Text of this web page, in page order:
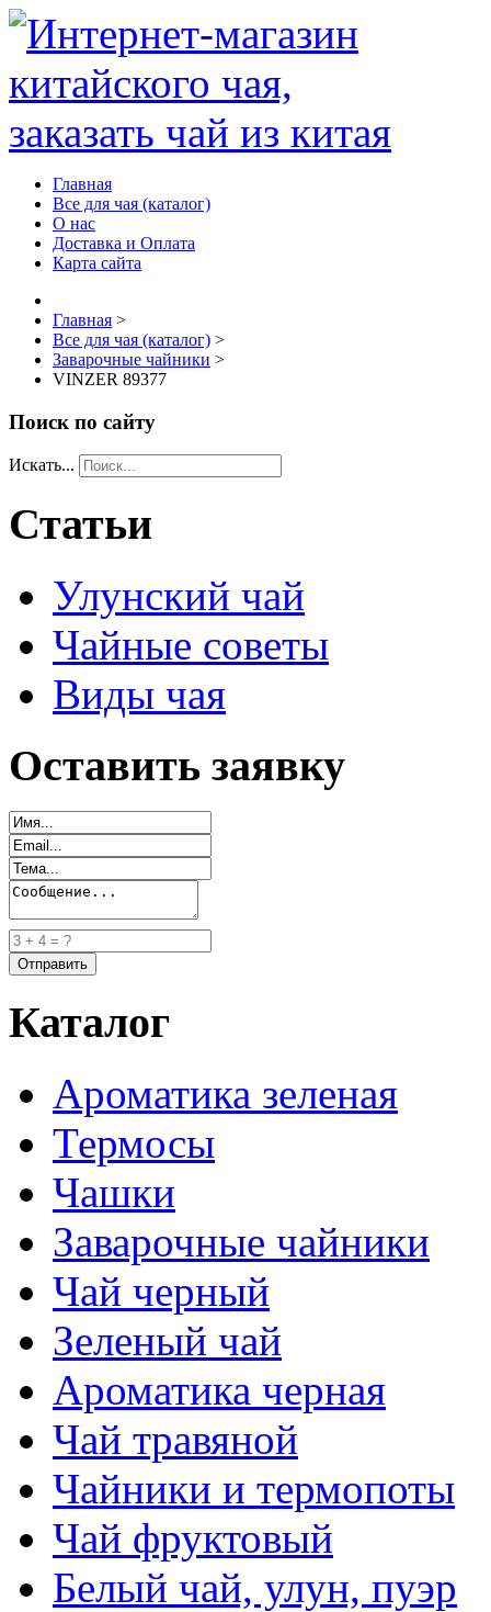
Главная
Все для чая (каталог)
О нас
Доставка и Оплата
Карта сайта
Главная >
Все для чая (каталог) >
Заварочные чайники >
VINZER 89377
Поиск по сайту
Искать...
Статьи
Улунский чай
Чайные советы
Виды чая
Оставить заявку
Каталог
Ароматика зеленая
Термосы
Чашки
Заварочные чайники
Чай черный
Зеленый чай
Ароматика черная
Чай травяной
Чайники и термопоты
Чай фруктовый
Белый чай, улун, пуэр